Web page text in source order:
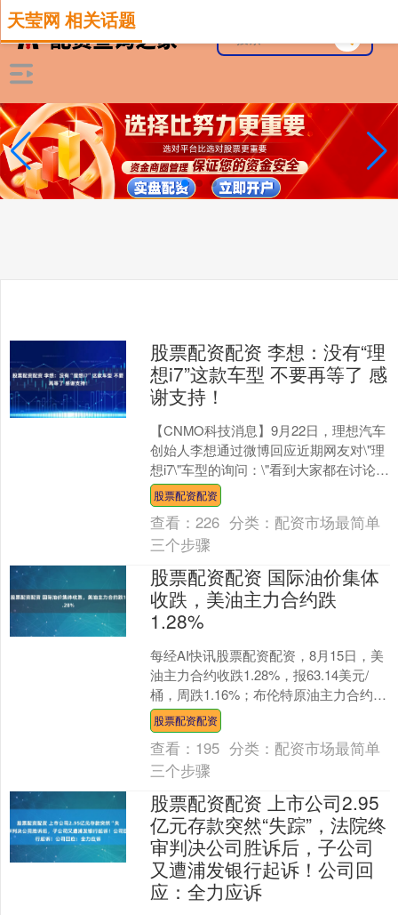
天莹网 相关话题
股票配资配资 李想：没有“理
想i7”这款车型 不要再等了 感
谢支持！
【CNMO科技消息】9月22日，理想汽车
创始人李想通过微博回应近期网友对\"理
想i7\"车型的询问：\"看到大家都在讨论理
想i6的体验超预期股票配资配资，很多
朋....
股票配资配资
查看：226 分类： 配资市场最简单
三个步骤
股票配资配资 国际油价集体
收跌，美油主力合约跌
1.28%
每经AI快讯股票配资配资，8月15日，美
油主力合约收跌1.28%，报63.14美元/
桶，周跌1.16%；布伦特原油主力合约跌
1.05%，报66.14美元/桶股票....
股票配资配资
查看： 195 分类： 配资市场最简单
三个步骤
股票配资配资 上市公司2.95
亿元存款突然“失踪”，法院终
审判决公司胜诉后，子公司
又遭浦发银行起诉！公司回
应：全力应诉